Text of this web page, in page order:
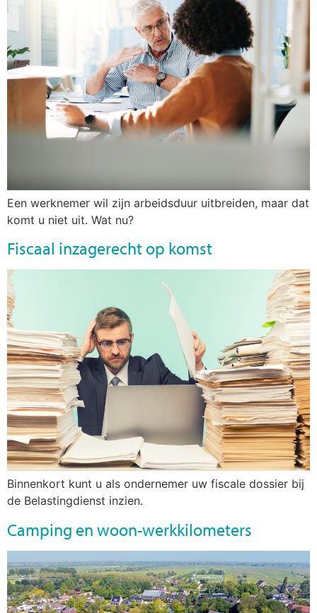
Een werknemer wil zijn arbeidsduur uitbreiden, maar dat
komt u niet uit. Wat nu?
Fiscaal inzagerecht op komst
Binnenkort kunt u als ondernemer uw fiscale dossier bij
de Belastingdienst inzien.
Camping en woon-werkkilometers